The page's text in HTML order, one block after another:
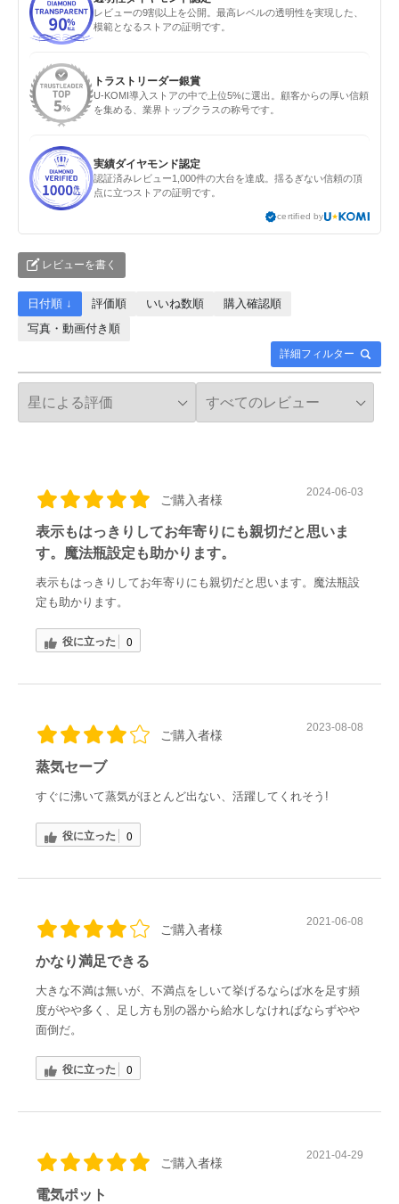
レビューの9割以上を公開。最高レベルの透明性を実現した、
模範となるストアの証明です。
トラストリーダー銀賞
U-KOMI導入ストアの中で上位5%に選出。顧客からの厚い信頼
を集める、業界トップクラスの称号です。
実績ダイヤモンド認定
認証済みレビュー1,000件の大台を達成。揺るぎない信頼の頂
点に立つストアの証明です。
certified by
レビューを書く
詳細フィルター
日付順 ↓ 評価順 いいね数順
購入確認順
写真・動画付き順
ご購入者様
2024-06-03
表示もはっきりしてお年寄りにも親切だと思いま
す。魔法瓶設定も助かります。
表示もはっきりしてお年寄りにも親切だと思います。魔法瓶設
定も助かります。
役に立った 0
ご購入者様
2023-08-08
蒸気セーブ
すぐに沸いて蒸気がほとんど出ない、活躍してくれそう!
役に立った 0
ご購入者様
2021-06-08
かなり満足できる
大きな不満は無いが、不満点をしいて挙げるならば水を足す頻
度がやや多く、足し方も別の器から給水しなければならずやや
面倒だ。
役に立った 0
ご購入者様
2021-04-29
電気ポット